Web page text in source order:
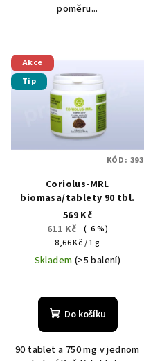
poměru...
Akce
Tip
Coriolus-MRL
biomasa/tablety 90 tbl.
569 Kč
611 Kč
(–6 %)
Měrná
cena:
8,66 Kč / 1 g
Skladem (>5 balení)
Do košíku
90 tablet a 750 mg v jednom
KÓD: 393